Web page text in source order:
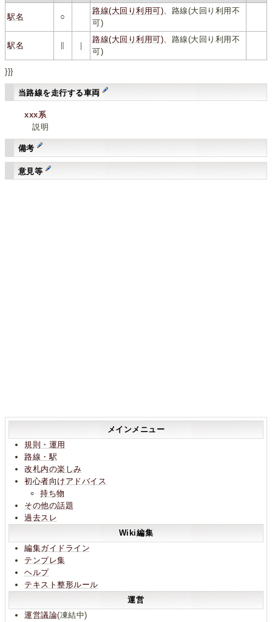
駅名 ○
路線(大回り利用可)、路線(大回り利用不
可)
駅名 ｜
路線(大回り利用可)、路線(大回り利用不
可)
}}}
当路線を走行する車両
xxx系
説明
備考
意見等
メインメニュー
規則・運用
路線・駅
改札内の楽しみ
初心者向けアドバイス
持ち物
その他の話題
過去スレ
Wiki編集
編集ガイドライン
テンプレ集
ヘルプ
テキスト整形ルール
運営
運営議論(凍結中)